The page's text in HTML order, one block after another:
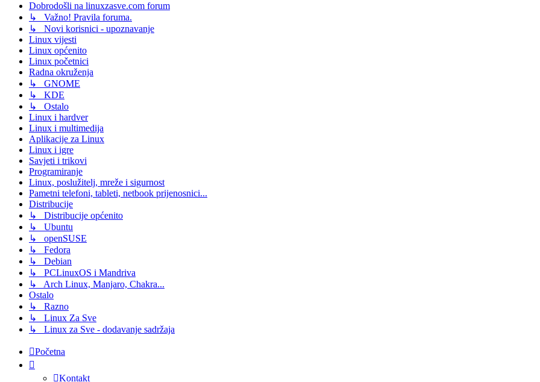
Dobrodošli na linuxzasve.com forum
↳ Važno! Pravila foruma.
↳ Novi korisnici - upoznavanje
Linux vijesti
Linux općenito
Linux početnici
Radna okruženja
↳ GNOME
↳ KDE
↳ Ostalo
Linux i hardver
Linux i multimedija
Aplikacije za Linux
Linux i igre
Savjeti i trikovi
Programiranje
Linux, poslužitelj, mreže i sigurnost
Pametni telefoni, tableti, netbook prijenosnici...
Distribucije
↳ Distribucije općenito
↳ Ubuntu
↳ openSUSE
↳ Fedora
↳ Debian
↳ PCLinuxOS i Mandriva
↳ Arch Linux, Manjaro, Chakra...
Ostalo
↳ Razno
↳ Linux Za Sve
↳ Linux za Sve - dodavanje sadržaja
Početna
Kontakt